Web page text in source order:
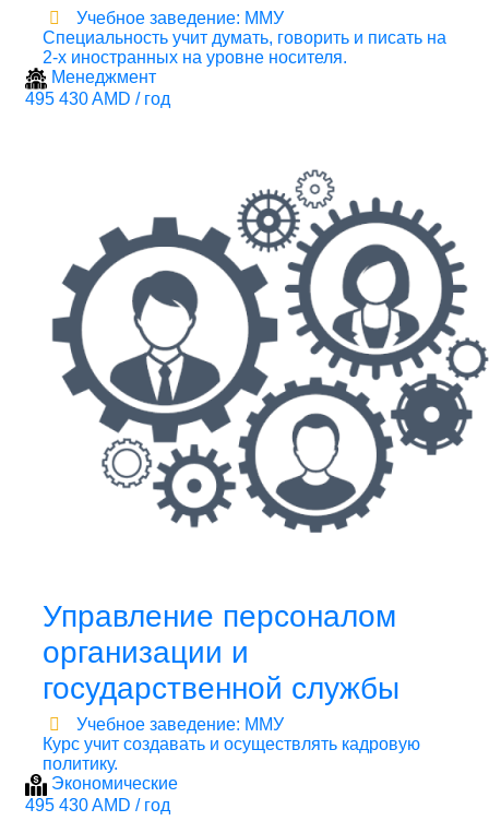
Учебное заведение: ММУ
Специальность учит думать, говорить и писать на
2-х иностранных на уровне носителя.
Менеджмент
495 430 AMD / год
Управление персоналом
организации и
государственной службы
Учебное заведение: ММУ
Курс учит создавать и осуществлять кадровую
политику.
Экономические
495 430 AMD / год